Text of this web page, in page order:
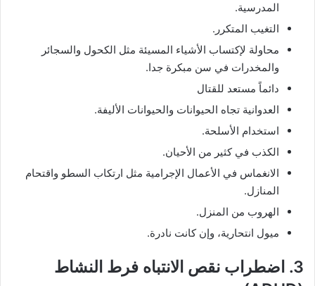
المدرسية.
التغيب المتكرر.
محاولة لإكتساب الأشياء المسيئة مثل الكحول والسجائر
والمخدرات في سن مبكرة جدا.
دائماً مستعد للقتال
العدوانية تجاه الحيوانات والحيوانات الأليفة.
استخدام الأسلحة.
الكذب في كثير من الأحيان.
الانغماس في الأعمال الإجرامية مثل ارتكاب السطو واقتحام
المنازل.
الهروب من المنزل.
ميول انتحارية، وإن كانت نادرة.
3. اضطراب نقص الانتباه فرط النشاط